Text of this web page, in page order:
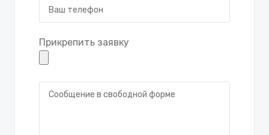
Прикрепить заявку